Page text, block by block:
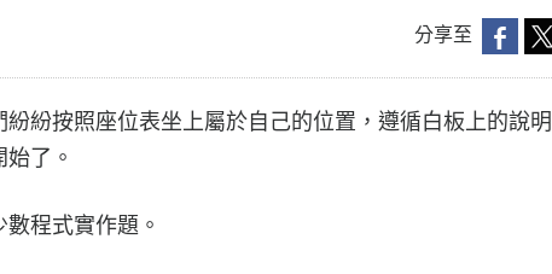
分享至
紛按照座位表坐上屬於自己的位置，遵循白板上的說明
了。
程式實作題。